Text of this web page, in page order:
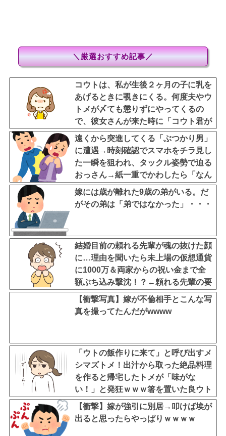
＼厳選おすすめ記事／
コウトは、私が生後２ヶ月の子に乳を
あげるときに覗きにくる。何度夫やウ
トメが〆ても懲りずにやってくるの
で、彼女さんが来た時に「コウト君が
毎回見たがるのよ～ｗ」と言うと、彼
女さん鬼の形相でコウトの元へｗ
遠くから突進してくる「ぶつかり男」
に遭遇→時刻確認でスマホをチラ見し
た一瞬を狙われ、タックル姿勢で迫る
おっさん→紙一重でかわしたら「なん
で避けられるんだよ！」と絶叫逃走
嫁には歳が離れた9歳の弟がいる。だ
がその弟は「弟ではなかった」・・・
結婚目前の頼れる先輩が魂の抜けた顔
に…理由を聞いたら未上場の仮想通貨
に1000万＆両家からの祝い金まで全
額ぶち込み撃沈！？←頼れる先輩の要
素どこ行ったんだよ
【衝撃写真】嫁が不倫相手とこんな写
真を撮ってたんだがwwww
「ウトの飯作りに来て」と呼び出すメ
シマズトメ！出汁から取った絶品料理
を作ると帰宅したトメが「味がな
い！」と発狂ｗｗｗ箸を置いた良ウト
が言い放った言葉とは←良ウトさんの
神対応にスカッとする
【衝撃】嫁が強引に別居→叩けば埃が
出ると思ったらやっぱりｗｗｗｗ